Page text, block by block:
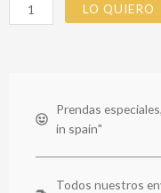
LO QUIERO
Prendas
in spain"
Todos nuestros